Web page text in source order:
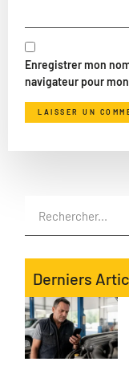
Enregistrer mon
navigateur pour
Derniers